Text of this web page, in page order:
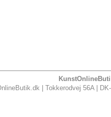
| Tokkerodvej 56A |